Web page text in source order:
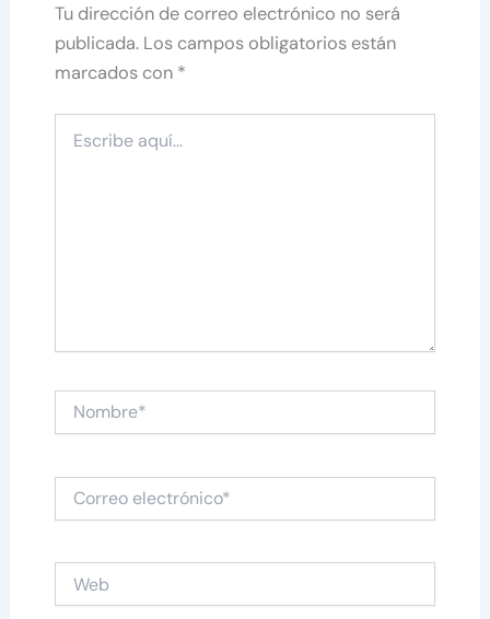
Tu dirección de correo electrónico no será
publicada. Los campos obligatorios están
marcados con *
aquí...
Nombre*
electrónico*